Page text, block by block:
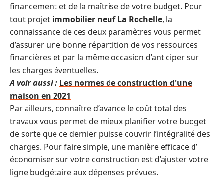
financement et de la maîtrise de votre budget. Pour
tout projet immobilier neuf La Rochelle, la
connaissance de ces deux paramètres vous permet
d’assurer une bonne répartition de vos ressources
financières et par la même occasion d’anticiper sur
les charges éventuelles.
A voir aussi : Les normes de construction d'une
maison en 2021
Par ailleurs, connaître d’avance le coût total des
travaux vous permet de mieux planifier votre budget
de sorte que ce dernier puisse couvrir l’intégralité des
charges. Pour faire simple, une manière efficace d’
économiser sur votre construction est d’ajuster votre
ligne budgétaire aux dépenses prévues.